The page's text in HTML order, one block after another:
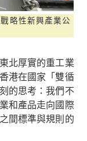
略性新興產業公
北厚實的重工業
港在國家「雙循
的思考：我們不
和產品走向國際
間標準與規則的